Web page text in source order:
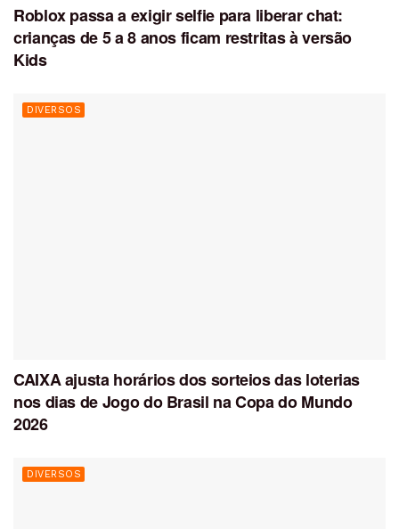
Roblox passa a exigir selfie para liberar chat:
crianças de 5 a 8 anos ficam restritas à versão
Kids
DIVERSOS
CAIXA ajusta horários dos sorteios das loterias
nos dias de Jogo do Brasil na Copa do Mundo
2026
DIVERSOS